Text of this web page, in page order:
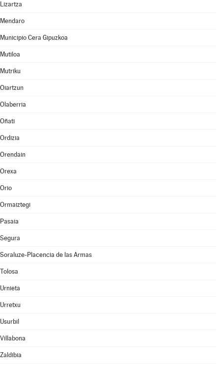
Lizartza
Mendaro
Municipio Cera Gipuzkoa
Mutiloa
Mutriku
Oiartzun
Olaberria
Oñati
Ordizia
Orendain
Orexa
Orio
Ormaiztegi
Pasaia
Segura
Soraluze-Placencia de las Armas
Tolosa
Urnieta
Urretxu
Usurbil
Villabona
Zaldibia